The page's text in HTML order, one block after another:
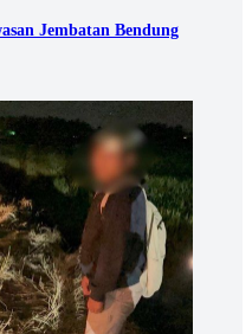
Jembatan Bendung